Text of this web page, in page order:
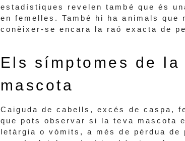
estadístiques revelen també que és
en femelles. També hi ha animals
conèixer-se encara la raó exacta de
Els símptomes de
mascota
Caiguda de cabells, excés de caspa,
que pots observar si la teva mascota
letàrgia o vòmits, a més de pèrdua